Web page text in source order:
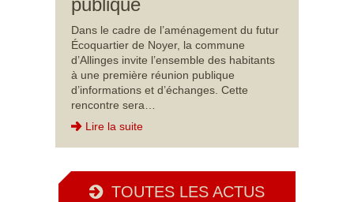
publique
Dans le cadre de l’aménagement du futur
Écoquartier de Noyer, la commune
d’Allinges invite l’ensemble des habitants
à une première réunion publique
d’informations et d’échanges. Cette
rencontre sera…
Lire la suite
TOUTES LES ACTUS